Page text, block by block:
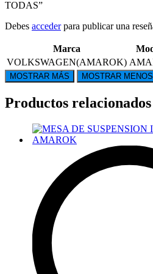
TODAS”
Debes accederpara publicar una
Marca
VOLKSWAGEN(AMAROK)
Productos relacionados